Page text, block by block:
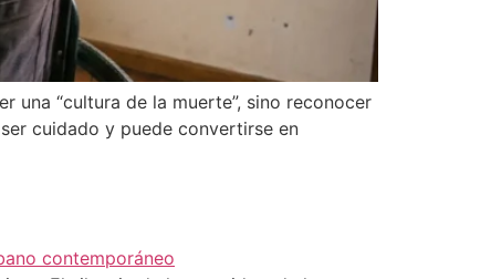
una “cultura de la muerte”, sino reconocer
cuidado y puede convertirse en